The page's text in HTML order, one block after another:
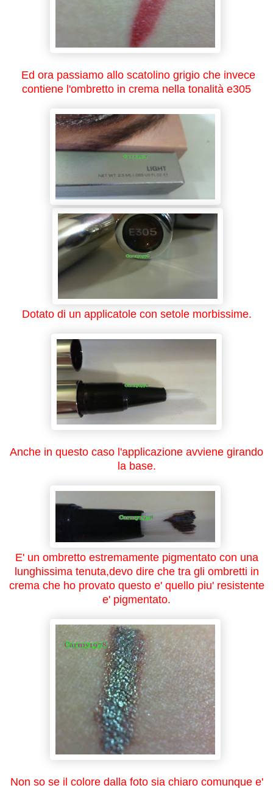
Ed ora passiamo allo scatolino grigio che invece
contiene l'ombretto in crema nella tonalità e305
Dotato di un applicatole con setole morbissime.
Anche in questo caso l'applicazione avviene girando
la base.
E' un ombretto estremamente pigmentato con una
lunghissima tenuta,devo dire che tra gli ombretti in
crema che ho provato questo e' quello piu' resistente
e' pigmentato.
Non so se il colore dalla foto sia chiaro comunque e'